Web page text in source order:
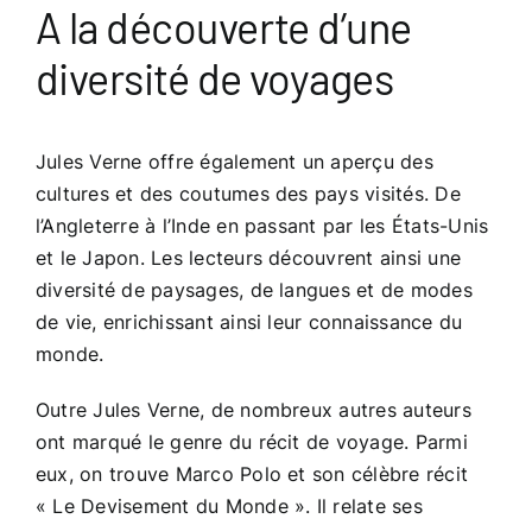
A la découverte d’une
diversité de voyages
Jules Verne offre également un aperçu des
cultures et des coutumes des pays visités. De
l’Angleterre à l’Inde en passant par les États-Unis
et le Japon. Les lecteurs découvrent ainsi une
diversité de paysages, de langues et de modes
de vie, enrichissant ainsi leur connaissance du
monde.
Outre Jules Verne, de nombreux autres auteurs
ont marqué le genre du récit de voyage. Parmi
eux, on trouve Marco Polo et son célèbre récit
« Le Devisement du Monde ». Il relate ses